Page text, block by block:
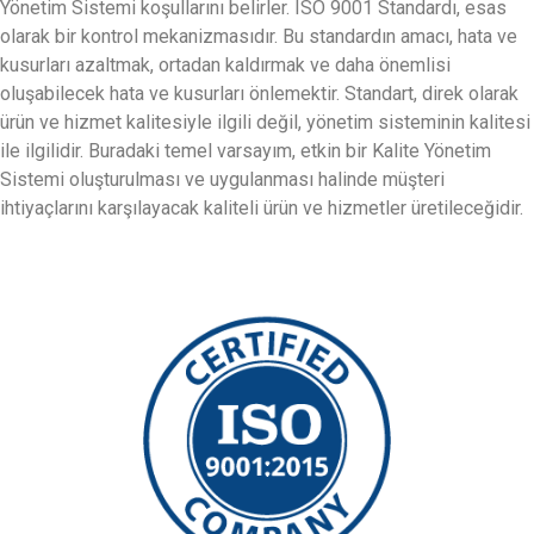
Yönetim Sistemi koşullarını belirler. ISO 9001 Standardı, esas
olarak bir kontrol mekanizmasıdır. Bu standardın amacı, hata ve
kusurları azaltmak, ortadan kaldırmak ve daha önemlisi
oluşabilecek hata ve kusurları önlemektir. Standart, direk olarak
ürün ve hizmet kalitesiyle ilgili değil, yönetim sisteminin kalitesi
ile ilgilidir. Buradaki temel varsayım, etkin bir Kalite Yönetim
Sistemi oluşturulması ve uygulanması halinde müşteri
ihtiyaçlarını karşılayacak kaliteli ürün ve hizmetler üretileceğidir.